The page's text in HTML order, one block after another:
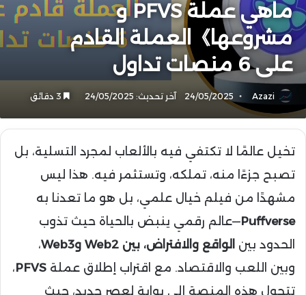
ماهي عملة PFVS و
مشروعها》العملة القادم
على 6 منصات تداول
Azazi
24/05/2025 آخر تحديث: 24/05/2025
تخيل عالمًا لا تكتفي فيه بالألعاب لمجرد التسلية، بل
تصبح جزءًا منه، تملكه، وتستثمر فيه. هذا ليس
مشهدًا من فيلم خيال علمي، بل هو ما تعدنا به
Puffverse—عالم رقمي ينبض بالحياة حيث تذوب
الحدود بين الواقع والافتراض، بين Web2 وWeb3
،
وبين اللعب والاقتصاد. مع اقتراب إطلاق عملة PFVS،
تتحول هذه المنصة إلى بوابةٍ لعصر جديد، حيث